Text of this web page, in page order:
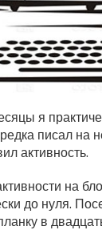
я
писал на
активность.
на
до нуля.
в